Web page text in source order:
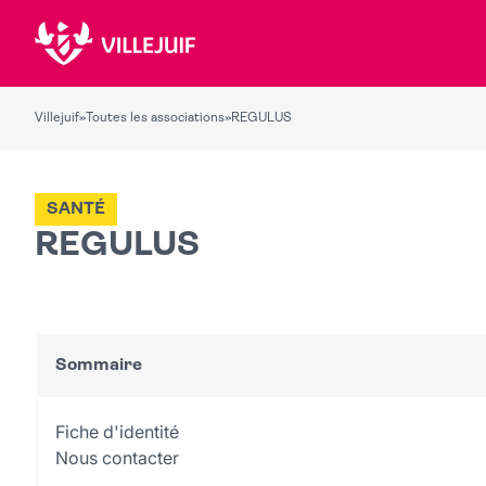
Villejuif» Toutes les associations»REGULUS
REGULUS
SANTÉ
Sommaire
Fiche d'identité
Nous contacter